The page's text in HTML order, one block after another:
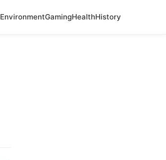
EnvironmentGamingHealthHistory